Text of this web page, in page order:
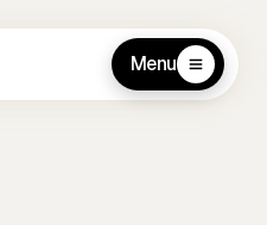
Menu